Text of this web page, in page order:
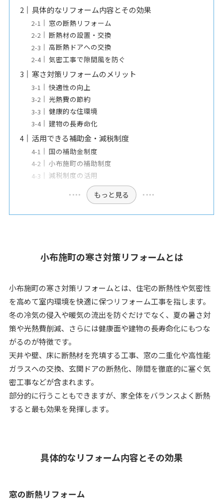
具体的なリフォーム内容とその効果
窓の断熱リフォーム
断熱材の設置・交換
高断熱ドアへの交換
気密工事で隙間風を防ぐ
寒さ対策リフォームのメリット
快適性の向上
光熱費の節約
健康的な住環境
建物の長寿命化
活用できる補助金・減税制度
国の補助金制度
小布施町の補助制度
減税制度の活用
もっと見る
小布施町の寒さ対策リフォームとは
小布施町の寒さ対策リフォームとは、住宅の断熱性や気密性
を高めて室内環境を快適に保つリフォーム工事を指します。
冬の冷気の侵入や暖気の流出を防ぐだけでなく、夏の暑さ対
策や光熱費削減、さらには健康面や建物の長寿命化にもつな
がるのが特徴です。
天井や壁、床に断熱材を充填する工事、窓の二重化や高性能
ガラスへの交換、玄関ドアの断熱化、隙間を徹底的に塞ぐ気
密工事などが含まれます。
部分的に行うこともできますが、家全体をバランスよく断熱
すると最も効果を発揮します。
具体的なリフォーム内容とその効果
窓の断熱リフォーム